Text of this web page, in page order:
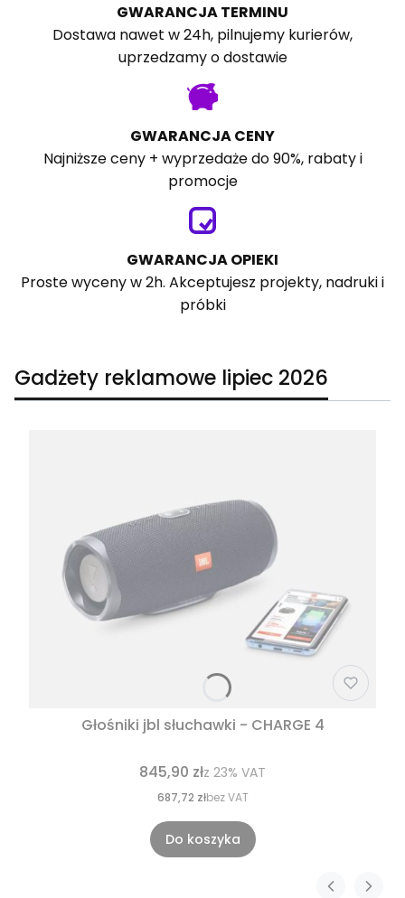
GWARANCJA TERMINU
Dostawa nawet w 24h, pilnujemy kurierów,
uprzedzamy o dostawie
GWARANCJA CENY
Najniższe ceny + wyprzedaże do 90%, rabaty i
promocje
GWARANCJA OPIEKI
Proste wyceny w 2h. Akceptujesz projekty, nadruki i
próbki
Gadżety reklamowe lipiec 2026
Głośniki jbl słuchawki - CHARGE 4
845,90 złz 23% VAT
687,72 złbez VAT
Do koszyka